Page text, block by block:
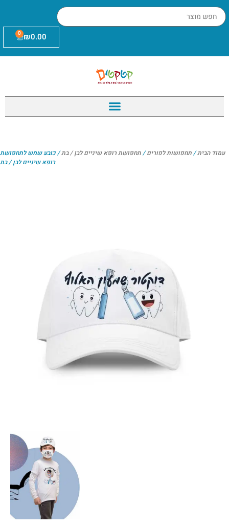
₪0.00
0
עמוד הבית/תחפושות לפורים/תחפושת רופא שיניים לבן / בת/ כובע שמש לתחפושת
רופא שיניים לבן / בת